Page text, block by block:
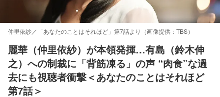
仲里依紗／「あなたのことはそれほど」第7話より（画像提供：TBS）
麗華（仲里依紗）が本領発揮…有島（鈴木伸
之）への制裁に「背筋凍る」の声 “肉食”な過
去にも視聴者衝撃＜あなたのことはそれほど
第7話＞